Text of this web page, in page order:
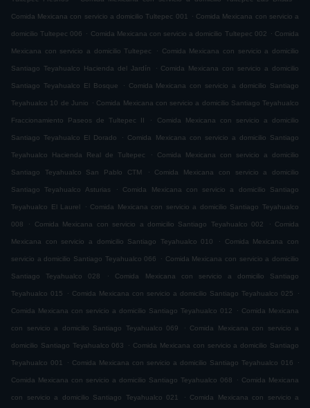
Comida Mexicana con servicio a domicilio Tultepec 001 . Comida Mexicana con servicio a
domicilio Tultepec 006 . Comida Mexicana con servicio a domicilio Tultepec 002 . Comida
Mexicana con servicio a domicilio Tultepec . Comida Mexicana con servicio a domicilio
Santiago Teyahualco Hacienda del Jardín . Comida Mexicana con servicio a domicilio
Santiago Teyahualco El Bosque . Comida Mexicana con servicio a domicilio Santiago
Teyahualco 10 de Junio . Comida Mexicana con servicio a domicilio Santiago Teyahualco
Fraccionamiento Paseos de Tultepec II . Comida Mexicana con servicio a domicilio
Santiago Teyahualco El Dorado . Comida Mexicana con servicio a domicilio Santiago
Teyahualco Hacienda Real de Tultepec . Comida Mexicana con servicio a domicilio
Santiago Teyahualco San Pablo CTM . Comida Mexicana con servicio a domicilio
Santiago Teyahualco Asturias . Comida Mexicana con servicio a domicilio Santiago
Teyahualco El Laurel . Comida Mexicana con servicio a domicilio Santiago Teyahualco
008 . Comida Mexicana con servicio a domicilio Santiago Teyahualco 002 . Comida
Mexicana con servicio a domicilio Santiago Teyahualco 010 . Comida Mexicana con
servicio a domicilio Santiago Teyahualco 066 . Comida Mexicana con servicio a domicilio
Santiago Teyahualco 028 . Comida Mexicana con servicio a domicilio Santiago
Teyahualco 015 . Comida Mexicana con servicio a domicilio Santiago Teyahualco 025 .
Comida Mexicana con servicio a domicilio Santiago Teyahualco 012 . Comida Mexicana
con servicio a domicilio Santiago Teyahualco 069 . Comida Mexicana con servicio a
domicilio Santiago Teyahualco 063 . Comida Mexicana con servicio a domicilio Santiago
Teyahualco 001 . Comida Mexicana con servicio a domicilio Santiago Teyahualco 016 .
Comida Mexicana con servicio a domicilio Santiago Teyahualco 068 . Comida Mexicana
con servicio a domicilio Santiago Teyahualco 021 . Comida Mexicana con servicio a